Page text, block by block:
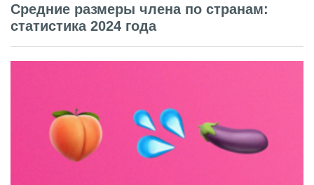
Средние размеры члена по странам:
статистика 2024 года